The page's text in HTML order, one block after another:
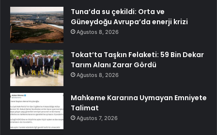
Tuna’da su çekildi: Orta ve
Güneydoğu Avrupa’da enerji krizi
Ağustos 8, 2026
Tokat’ta Taşkın Felaketi: 59 Bin Dekar
Tarım Alanı Zarar Gördü
Ağustos 8, 2026
Mahkeme Kararına Uymayan Emniyete
Talimat
Ağustos 7, 2026